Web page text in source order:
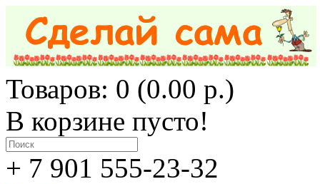
Товаров: 0 (0.00 р.)
В корзине пусто!
+ 7 901 555-23-32